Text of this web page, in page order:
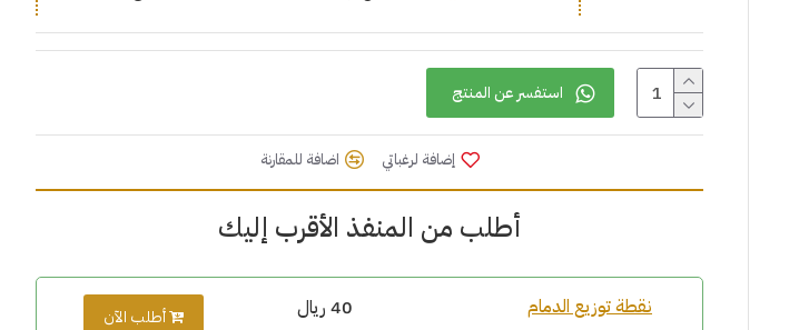
استفسر عن المنتج
إضافة لرغباتي اضافة للمقارنة
أطلب من المنفذ الأقرب إليك
نقطة توزيع الدمام 40 ريال أطلب الآن